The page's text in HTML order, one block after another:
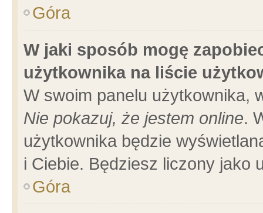
Góra
W jaki sposób mogę
użytkownika na liście
W swoim panelu użytkownika,
Nie pokazuj, że jestem online.
użytkownika będzie
i Ciebie. Będziesz liczony jako
Góra